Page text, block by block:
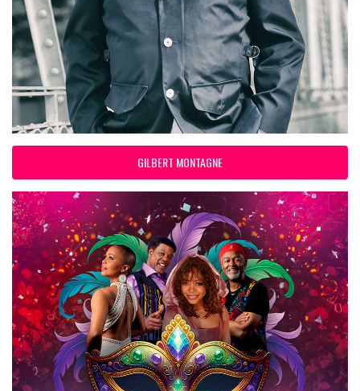
GILBERT MONTAGNE